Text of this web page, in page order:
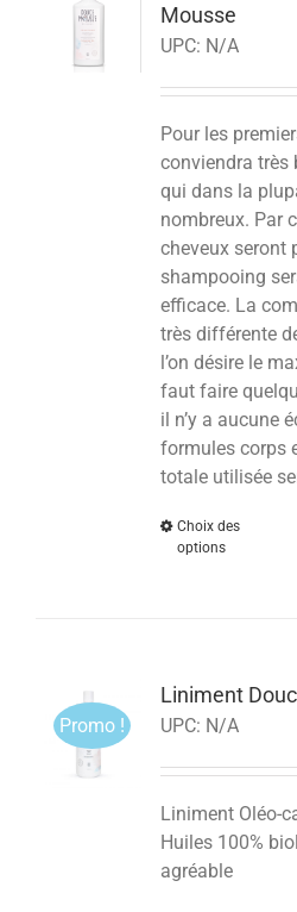
Mousse
UPC: N/A
Pour les
conviendra très
qui dans la
nombreux. Par
cheveux seront
shampooing
efficace. La
très différente
l’on désire le
faut faire
il n’y a aucune
formules corps
totale utilisée
Choix des
options
Promo !
Liniment
UPC: N/A
Liniment Oléo-
Huiles 100%
agréable